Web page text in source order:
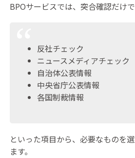
BPOサービスでは、突合確認だけで
反社チェック
ニュースメディアチェック
自治体公表情報
中央省庁公表情報
各国制裁情報
といった項目から、必要なものを
ます。